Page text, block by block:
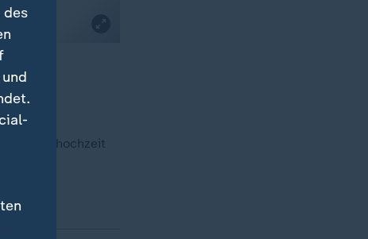
Promihochzeit
des